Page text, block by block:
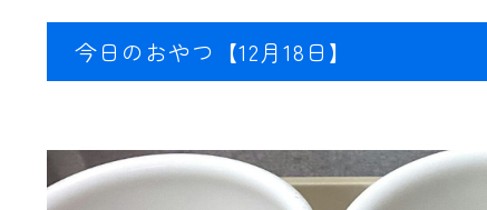
今日のおやつ【12月18日】